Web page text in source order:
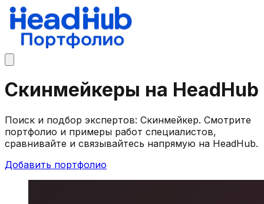
Скинмейкеры на HeadHub
Поиск и подбор экспертов: Скинмейкер. Смотрите
портфолио и примеры работ специалистов,
сравнивайте и связывайтесь напрямую на HeadHub.
Добавить портфолио